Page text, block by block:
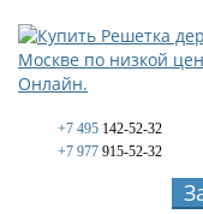
+7 495 142-52-32
+7 977 915-52-32